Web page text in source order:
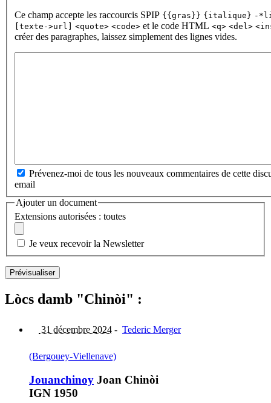
Ce champ accepte les raccourcis SPIP {{gras}} {italique} -
[texte->url] <quote> <code> et le code HTML <q> <del>
créer des paragraphes, laissez simplement des lignes vides.
Prévenez-moi de tous les nouveaux commentaires de cette
email
Ajouter un document
Extensions autorisées : toutes
Je veux recevoir la Newsletter
Lòcs damb "Chinòi" :
31 décembre 2024 - Tederic Merger
(Bergouey-Viellenave)
Jouanchinoy Joan Chinòi
IGN 1950